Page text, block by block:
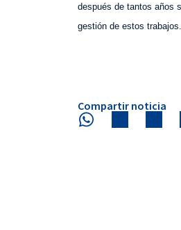
después de tantos años
gestión de estos trabajos.
Compartir noticia